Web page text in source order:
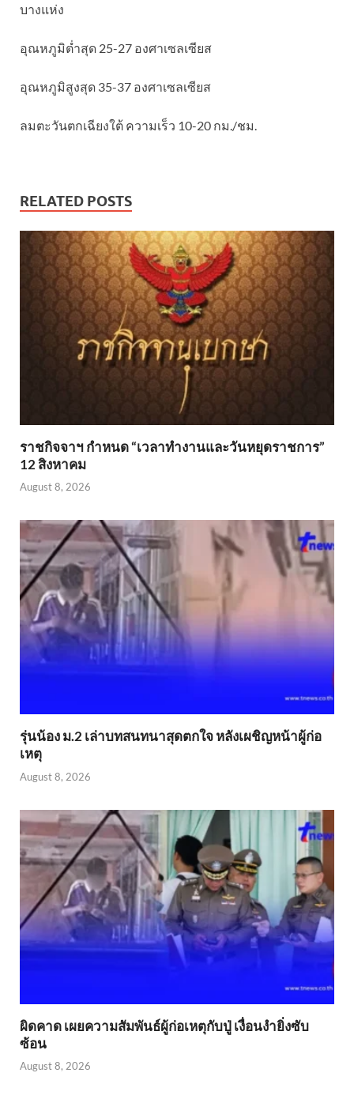
บางแห่ง
อุณหภูมิต่ำสุด 25-27 องศาเซลเซียส
อุณหภูมิสูงสุด 35-37 องศาเซลเซียส
ลมตะวันตกเฉียงใต้ ความเร็ว 10-20 กม./ชม.
RELATED POSTS
ราชกิจจาฯ กำหนด “เวลาทำงานและวันหยุดราชการ”
12 สิงหาคม
August 8, 2026
รุ่นน้อง ม.2 เล่าบทสนทนาสุดตกใจ หลังเผชิญหน้าผู้ก่อ
เหตุ
August 8, 2026
ผิดคาด เผยความสัมพันธ์ผู้ก่อเหตุกับปู่ เงื่อนงำยิ่งซับ
ซ้อน
August 8, 2026